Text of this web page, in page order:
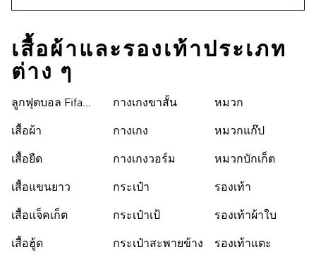
เสื้อผ้าและรองเท้าประเภท
ต่าง ๆ
ลูกฟุตบอล Fifa
เสื้อผ้า
เสื้อยืด
เสื้อแขนยาว
เสื้อแจ็คเก็ต
เสื้อฮู้ด
กางเกงขาสั้น
กางเกง
กางเกงวอร์ม
กระเป๋า
กระเป๋าเป้
กระเป๋าสะพายข้าง
หมวก
หมวกแก๊ป
หมวกบักเก็ต
รองเท้า
รองเท้าผ้าใบ
รองเท้าแตะ